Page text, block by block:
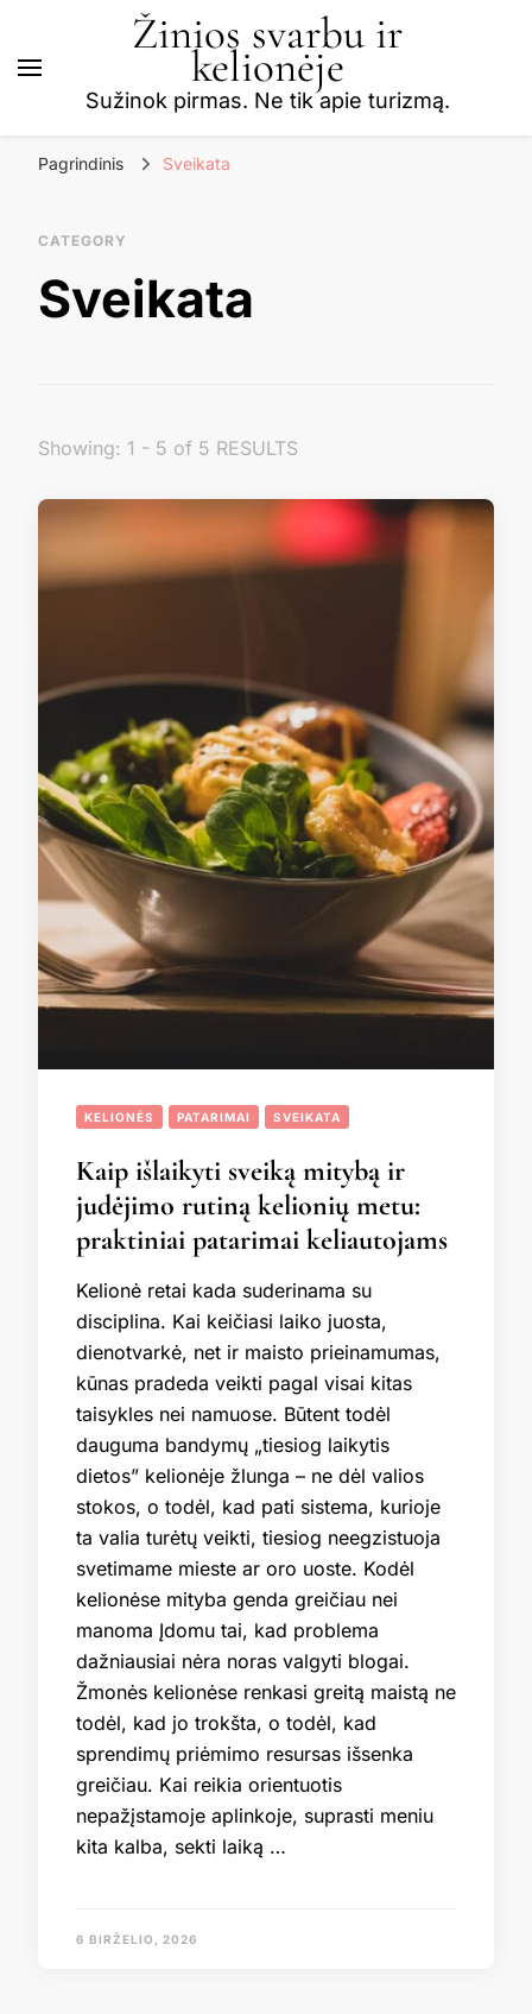
Žinios svarbu ir
kelionėje
Sužinok pirmas. Ne tik apie turizmą.
Pagrindinis Sveikata
CATEGORY
Sveikata
Showing: 1 - 5 of 5 RESULTS
KELIONĖS PATARIMAI SVEIKATA
Kaip išlaikyti sveiką mitybą ir
judėjimo rutiną kelionių metu:
praktiniai patarimai keliautojams
Kelionė retai kada suderinama su
disciplina. Kai keičiasi laiko juosta,
dienotvarkė, net ir maisto prieinamumas,
kūnas pradeda veikti pagal visai kitas
taisykles nei namuose. Būtent todėl
dauguma bandymų „tiesiog laikytis
dietos” kelionėje žlunga – ne dėl valios
stokos, o todėl, kad pati sistema, kurioje
ta valia turėtų veikti, tiesiog neegzistuoja
svetimame mieste ar oro uoste. Kodėl
kelionėse mityba genda greičiau nei
manoma Įdomu tai, kad problema
dažniausiai nėra noras valgyti blogai.
Žmonės kelionėse renkasi greitą maistą ne
todėl, kad jo trokšta, o todėl, kad
sprendimų priėmimo resursas išsenka
greičiau. Kai reikia orientuotis
nepažįstamoje aplinkoje, suprasti meniu
kita kalba, sekti laiką …
6 BIRŽELIO, 2026